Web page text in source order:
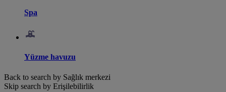
Spa
Yüzme havuzu
Back to search by Sağlık merkezi
Skip search by Erişilebilirlik